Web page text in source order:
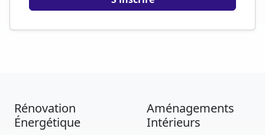
Rénovation
Énergétique
Aménagements
Intérieurs